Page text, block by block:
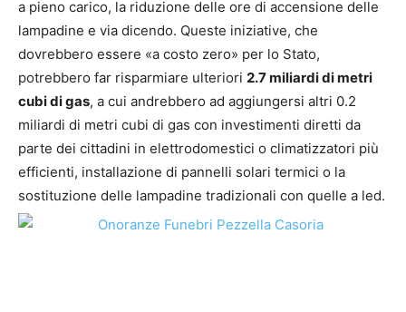
a pieno carico, la riduzione delle ore di accensione delle
lampadine e via dicendo. Queste iniziative, che
dovrebbero essere «a costo zero» per lo Stato,
potrebbero far risparmiare ulteriori 2.7 miliardi di metri
cubi di gas, a cui andrebbero ad aggiungersi altri 0.2
miliardi di metri cubi di gas con investimenti diretti da
parte dei cittadini in elettrodomestici o climatizzatori più
efficienti, installazione di pannelli solari termici o la
sostituzione delle lampadine tradizionali con quelle a led.